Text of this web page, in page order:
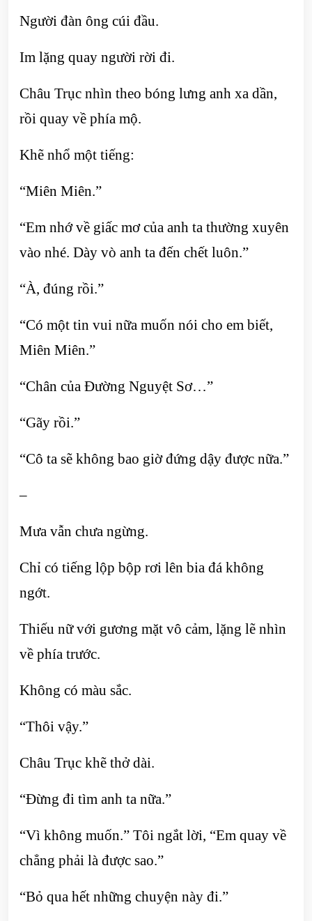
Người đàn ông cúi đầu.
Im lặng quay người rời đi.
Châu Trục nhìn theo bóng lưng anh xa dần,
rồi quay về phía mộ.
Khẽ nhổ một tiếng:
“Miên Miên.”
“Em nhớ về giấc mơ của anh ta thường xuyên
vào nhé. Dày vò anh ta đến chết luôn.”
“À, đúng rồi.”
“Có một tin vui nữa muốn nói cho em biết,
Miên Miên.”
“Chân của Đường Nguyệt Sơ…”
“Gãy rồi.”
“Cô ta sẽ không bao giờ đứng dậy được nữa.”
–
Mưa vẫn chưa ngừng.
Chỉ có tiếng lộp bộp rơi lên bia đá không
ngớt.
Thiếu nữ với gương mặt vô cảm, lặng lẽ nhìn
về phía trước.
Không có màu sắc.
“Thôi vậy.”
Châu Trục khẽ thở dài.
“Đừng đi tìm anh ta nữa.”
“Vì không muốn.” Tôi ngắt lời, “Em quay về
chẳng phải là được sao.”
“Bỏ qua hết những chuyện này đi.”